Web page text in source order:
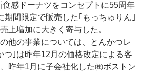
食感ドーナツをコンセプトに55周年
期間限定で販売した｢もっちゅりん｣
上増加に大きく寄与した。
他の事業については、とんかつレ
つ｣は昨年12月の価格改定による客
昨年1月に子会社化した㈱ボストン